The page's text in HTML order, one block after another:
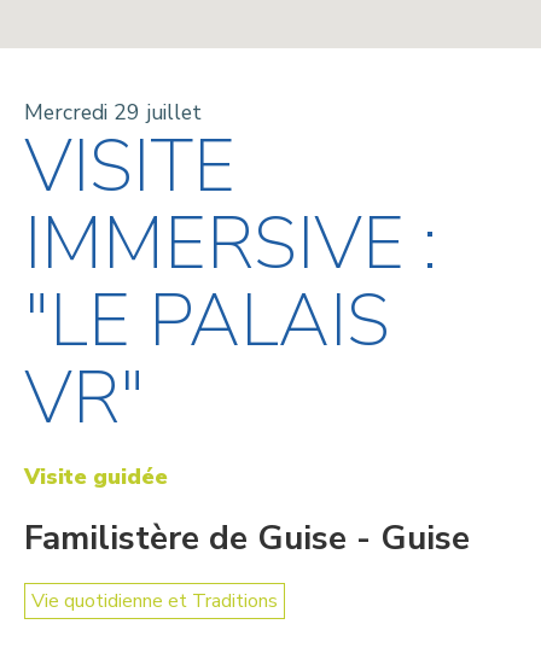
Mercredi 29 juillet
VISITE
IMMERSIVE :
"LE PALAIS
VR"
Visite guidée
Familistère de Guise - Guise
Vie quotidienne et Traditions